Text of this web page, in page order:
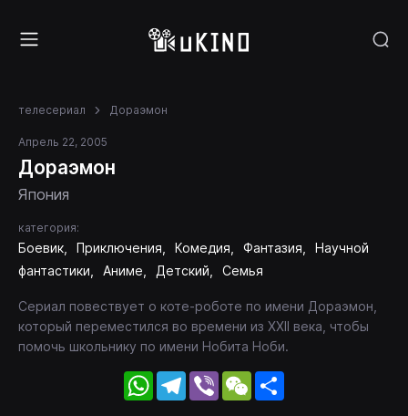
телесериал Дораэмон
Апрель 22, 2005
Дораэмон
Япония
категория:
Боевик Приключения Комедия Фантазия
Научной
фантастики
Аниме Детский Семья
Сериал повествует о коте-роботе по имени Дораэмон,
который переместился во времени из XXII века, чтобы
помочь школьнику по имени Нобита Ноби.
WhatsApp
Telegram
Viber WeChat